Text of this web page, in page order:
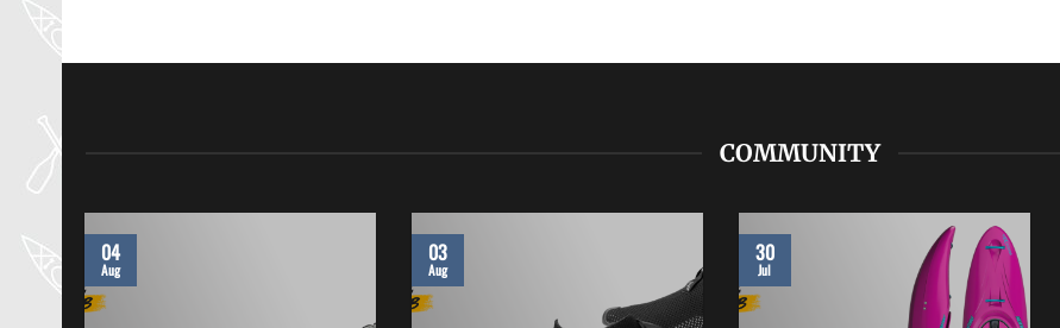
COMMUNITY
04
Aug
03
Aug
30
Jul